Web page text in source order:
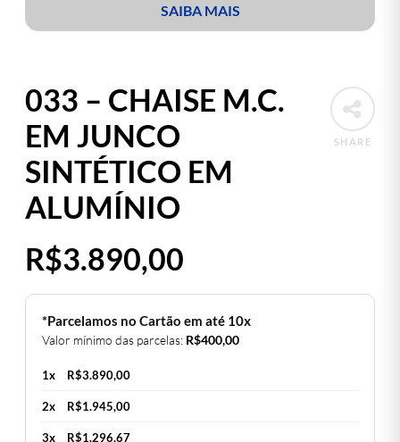
SAIBA MAIS
SHARE
033 – CHAISE M.C.
EM JUNCO
SINTÉTICO EM
ALUMÍNIO
R$3.890,00
*Parcelamos no Cartão em até 10x
Valor mínimo das parcelas: R$400,00
1x R$3.890,00
2x R$1.945,00
3x R$1.296,67